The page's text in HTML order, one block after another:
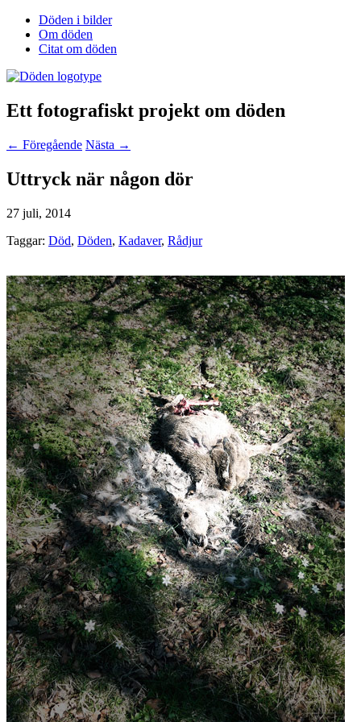
Döden i bilder
Om döden
Citat om döden
Ett fotografiskt projekt om döden
← Föregående Nästa →
Uttryck när någon dör
27 juli, 2014
Taggar: Död, Döden, Kadaver, Rådjur